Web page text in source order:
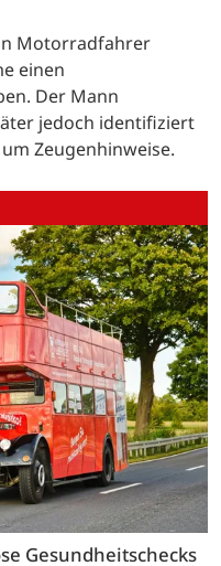
Motorradfahrer
einen
Der Mann
jedoch identifiziert
Zeugenhinweise.
Gesundheitschecks